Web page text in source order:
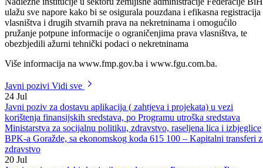
grunt, je javna knjiga i javni registar prava i vlasništva nad
nekretninama i drugih prava, koja su zakonom predviđena za upis.
Nadležne institucije u sektoru zemljišne administracije Federacije BiH
ulažu sve napore kako bi se osigurala pouzdana i efikasna registracija
pružanje potpune informacije o ograničenjima prava vlasništva, te
Više informacija na www.fmp.gov.ba i www.fgu.com.ba.
Javni poziviVidi sve
24 Jul
Javni poziv za dostavu aplikacija ( zahtjeva i projekata) u vezi
korištenja finansijskih sredstava, po Programu utroška sredstava
Ministarstva za socijalnu politiku, zdravstvo, raseljena lica i izbjeglice